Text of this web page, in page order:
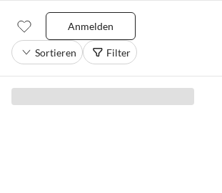
Anmelden
Sortieren Filter